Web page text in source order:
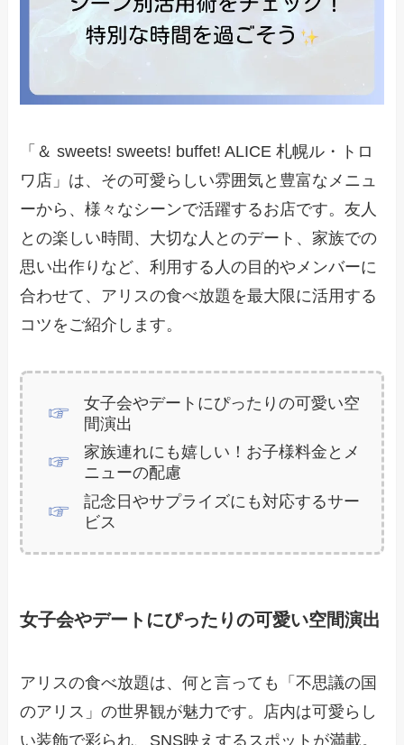
「＆ sweets! sweets! buffet! ALICE 札幌ル・トロ
ワ店」は、その可愛らしい雰囲気と豊富なメニュ
ーから、様々なシーンで活躍するお店です。友人
との楽しい時間、大切な人とのデート、家族での
思い出作りなど、利用する人の目的やメンバーに
合わせて、アリスの食べ放題を最大限に活用する
コツをご紹介します。
女子会やデートにぴったりの可愛い空
間演出
家族連れにも嬉しい！お子様料金とメ
ニューの配慮
記念日やサプライズにも対応するサー
ビス
女子会やデートにぴったりの可愛い空間演出
アリスの食べ放題は、何と言っても「不思議の国
のアリス」の世界観が魅力です。店内は可愛らし
い装飾で彩られ、SNS映えするスポットが満載。